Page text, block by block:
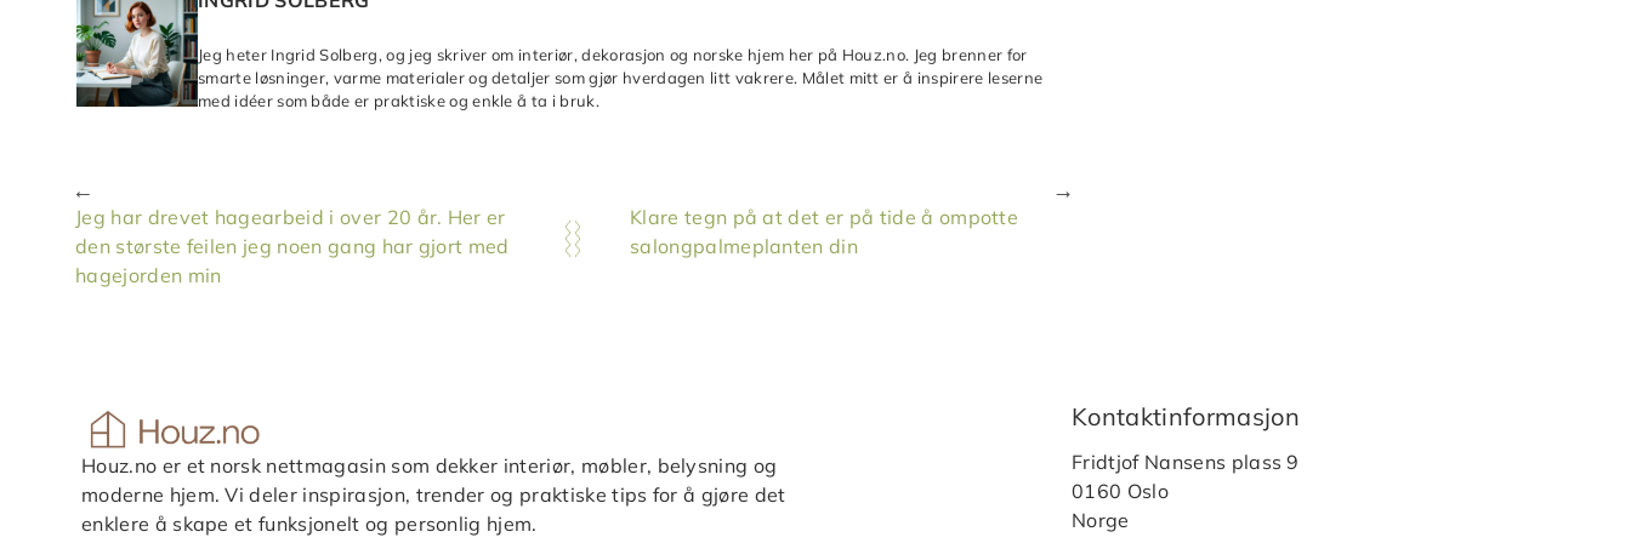
Jeg heter Ingrid Solberg, og jeg skriver om interiør, dekorasjon og norske hjem her på Houz.no. Jeg brenner for
smarte løsninger, varme materialer og detaljer som gjør hverdagen litt vakrere. Målet mitt er å inspirere leserne
med idéer som både er praktiske og enkle å ta i bruk.
Jeg har drevet hagearbeid i over 20 år. Her er
den største feilen jeg noen gang har gjort med
hagejorden min
Klare tegn på at det er på tide å ompotte
salongpalmeplanten din
Houz.no er et norsk nettmagasin som dekker interiør, møbler, belysning og
moderne hjem. Vi deler inspirasjon, trender og praktiske tips for å gjøre det
enklere å skape et funksjonelt og personlig hjem.
Kontaktinformasjon
Fridtjof Nansens plass 9
0160 Oslo
Norge